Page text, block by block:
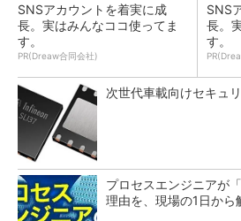
SNSアカウントを着実に成
長。実はみんなココ使ってま
す。
PR(Dreaw合同会社)
SNS
長。
す。
次世代車載向けセキュ
プロセスエンジニアが
理由を、現場の1日から